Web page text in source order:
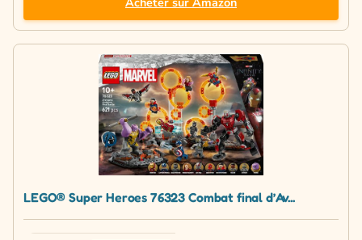
LEGO® Super Heroes 76323 Combat final d’Av...